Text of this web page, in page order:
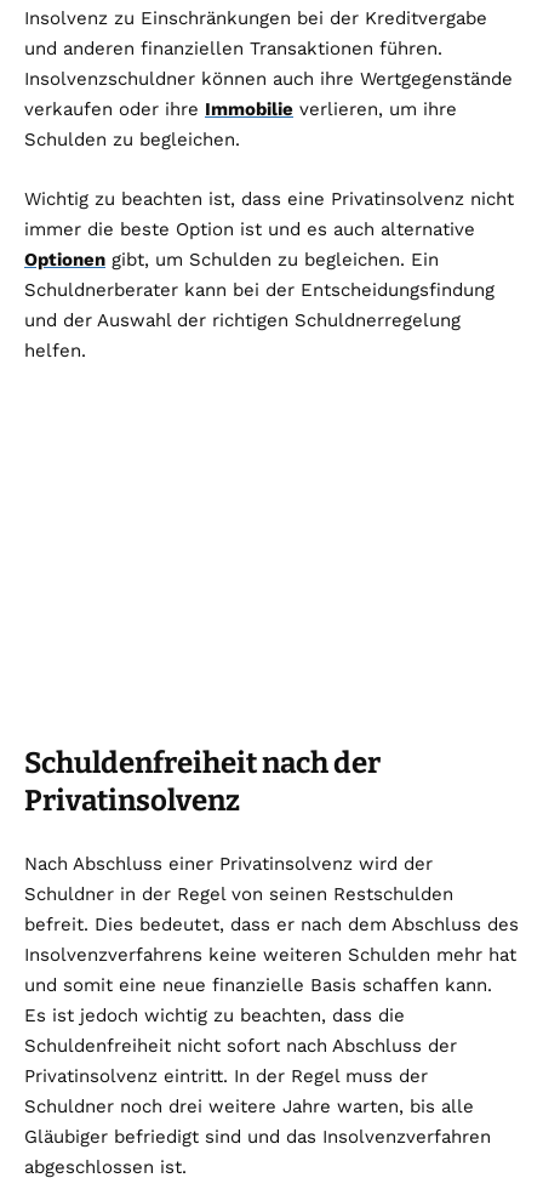
Insolvenz zu Einschränkungen bei der Kreditvergabe
und anderen finanziellen Transaktionen führen.
Insolvenzschuldner können auch ihre Wertgegenstände
verkaufen oder ihre Immobilie verlieren, um ihre
Schulden zu begleichen.
Wichtig zu beachten ist, dass eine Privatinsolvenz nicht
immer die beste Option ist und es auch alternative
Optionen gibt, um Schulden zu begleichen. Ein
Schuldnerberater kann bei der Entscheidungsfindung
und der Auswahl der richtigen Schuldnerregelung
helfen.
Schuldenfreiheit nach der
Privatinsolvenz
Nach Abschluss einer Privatinsolvenz wird der
Schuldner in der Regel von seinen Restschulden
befreit. Dies bedeutet, dass er nach dem Abschluss des
Insolvenzverfahrens keine weiteren Schulden mehr hat
und somit eine neue finanzielle Basis schaffen kann.
Es ist jedoch wichtig zu beachten, dass die
Schuldenfreiheit nicht sofort nach Abschluss der
Privatinsolvenz eintritt. In der Regel muss der
Schuldner noch drei weitere Jahre warten, bis alle
Gläubiger befriedigt sind und das Insolvenzverfahren
abgeschlossen ist.